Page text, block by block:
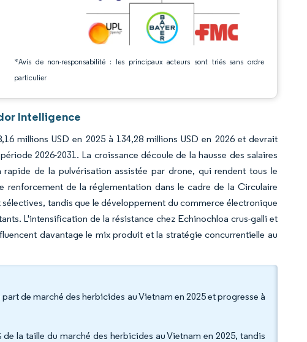
*Avis de non-responsabilité : les principaux acteurs sont triés sans ordre
particulier
Intelligence
millions USD en 2025 à 134,28 millions USD en 2026 et devrait
2026-2031. La croissance découle de la hausse des salaires
de la pulvérisation assistée par drone, qui rendent tous le
de la réglementation dans le cadre de la Circulaire
tandis que le développement du commerce électronique
L'intensification de la résistance chez Echinochloa crus-galli et
davantage le mix produit et la stratégie concurrentielle au
de marché des herbicides au Vietnam en 2025 et progresse à
la taille du marché des herbicides au Vietnam en 2025, tandis